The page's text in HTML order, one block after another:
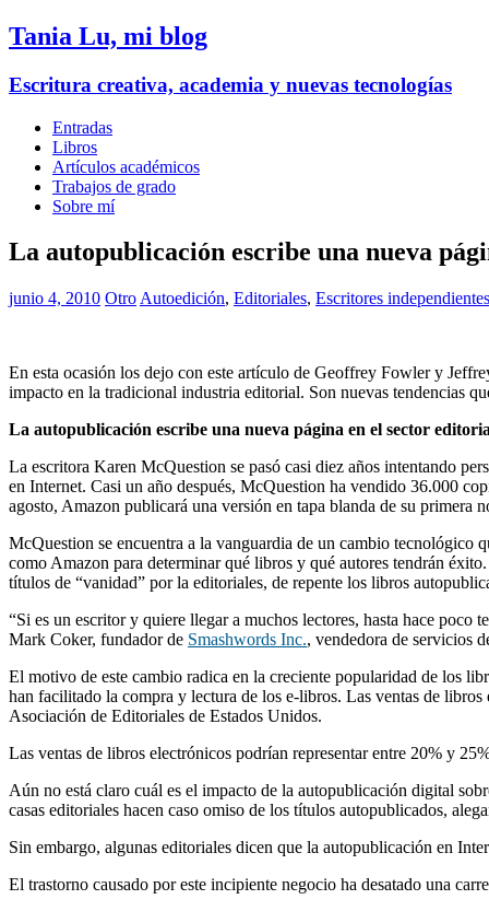
Tania Lu, mi blog
Escritura creativa, academia y nuevas tecnologías
Entradas
Libros
Artículos académicos
Trabajos de grado
Sobre mí
La autopublicación escribe una nueva
junio 4, 2010 Otro Autoedición, Editoriales, Escritores independientes
En esta ocasión los dejo con este artículo de Geoffrey Fowler y
impacto en la tradicional industria editorial. Son nuevas tendencias
La autopublicación escribe una nueva página en el sector
La escritora Karen McQuestion se pasó casi diez años intentando
en Internet. Casi un año después, McQuestion ha vendido 36.000
agosto, Amazon publicará una versión en tapa blanda de su primera
McQuestion se encuentra a la vanguardia de un cambio tecnológico
como Amazon para determinar qué libros y qué autores tendrán
títulos de “vanidad” por la editoriales, de repente los libros
“Si es un escritor y quiere llegar a muchos lectores, hasta hace
Mark Coker, fundador de Smashwords Inc., vendedora de servicios
El motivo de este cambio radica en la creciente popularidad de los
han facilitado la compra y lectura de los e-libros. Las ventas de
Asociación de Editoriales de Estados Unidos.
Las ventas de libros electrónicos podrían representar entre 20% y
Aún no está claro cuál es el impacto de la autopublicación digital
casas editoriales hacen caso omiso de los títulos autopublicados,
Sin embargo, algunas editoriales dicen que la autopublicación en
El trastorno causado por este incipiente negocio ha desatado una